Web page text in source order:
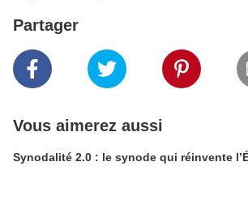
Partager
Vous aimerez aussi
Synodalité 2.0 : le synode qui réinvente